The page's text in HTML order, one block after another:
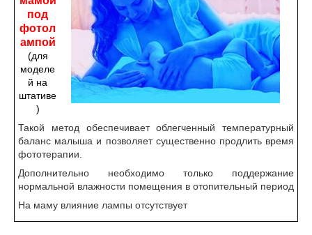
под
фотол
ампой
(для
моделе
й на
штативе
)
Такой метод обеспечивает облегченный температурный
баланс малыша и позволяет существенно продлить время
фототерапии.
Дополнительно необходимо только поддержание
нормальной влажности помещения в отопительный период
На маму влияние лампы отсутствует